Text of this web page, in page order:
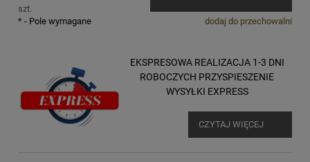
szt.
dodaj do przechowalni
* - Pole wymagane
EKSPRESOWA REALIZACJA 1-3 DNI
ROBOCZYCH PRZYSPIESZENIE
WYSYŁKI EXPRESS
CZYTAJ WIĘCEJ